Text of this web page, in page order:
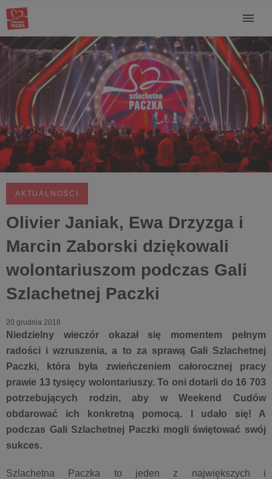
AKTUALNOŚCI
Olivier Janiak, Ewa Drzyzga i
Marcin Zaborski dziękowali
wolontariuszom podczas Gali
Szlachetnej Paczki
20 grudnia 2018
Niedzielny wieczór okazał się momentem pełnym
radości i wzruszenia, a to za sprawą Gali Szlachetnej
Paczki, która była zwieńczeniem całorocznej pracy
prawie 13 tysięcy wolontariuszy. To oni dotarli do 16 703
potrzebujących rodzin, aby w Weekend Cudów
obdarować ich konkretną pomocą. I udało się! A
podczas Gali Szlachetnej Paczki mogli świętować swój
sukces.
Szlachetna Paczka to jeden z największych i